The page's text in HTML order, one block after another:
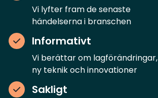
Vi lyfter fram de senaste
händelserna i branschen
Informativt
Vi berättar om lagförändringar,
ny teknik och innovationer
Sakligt